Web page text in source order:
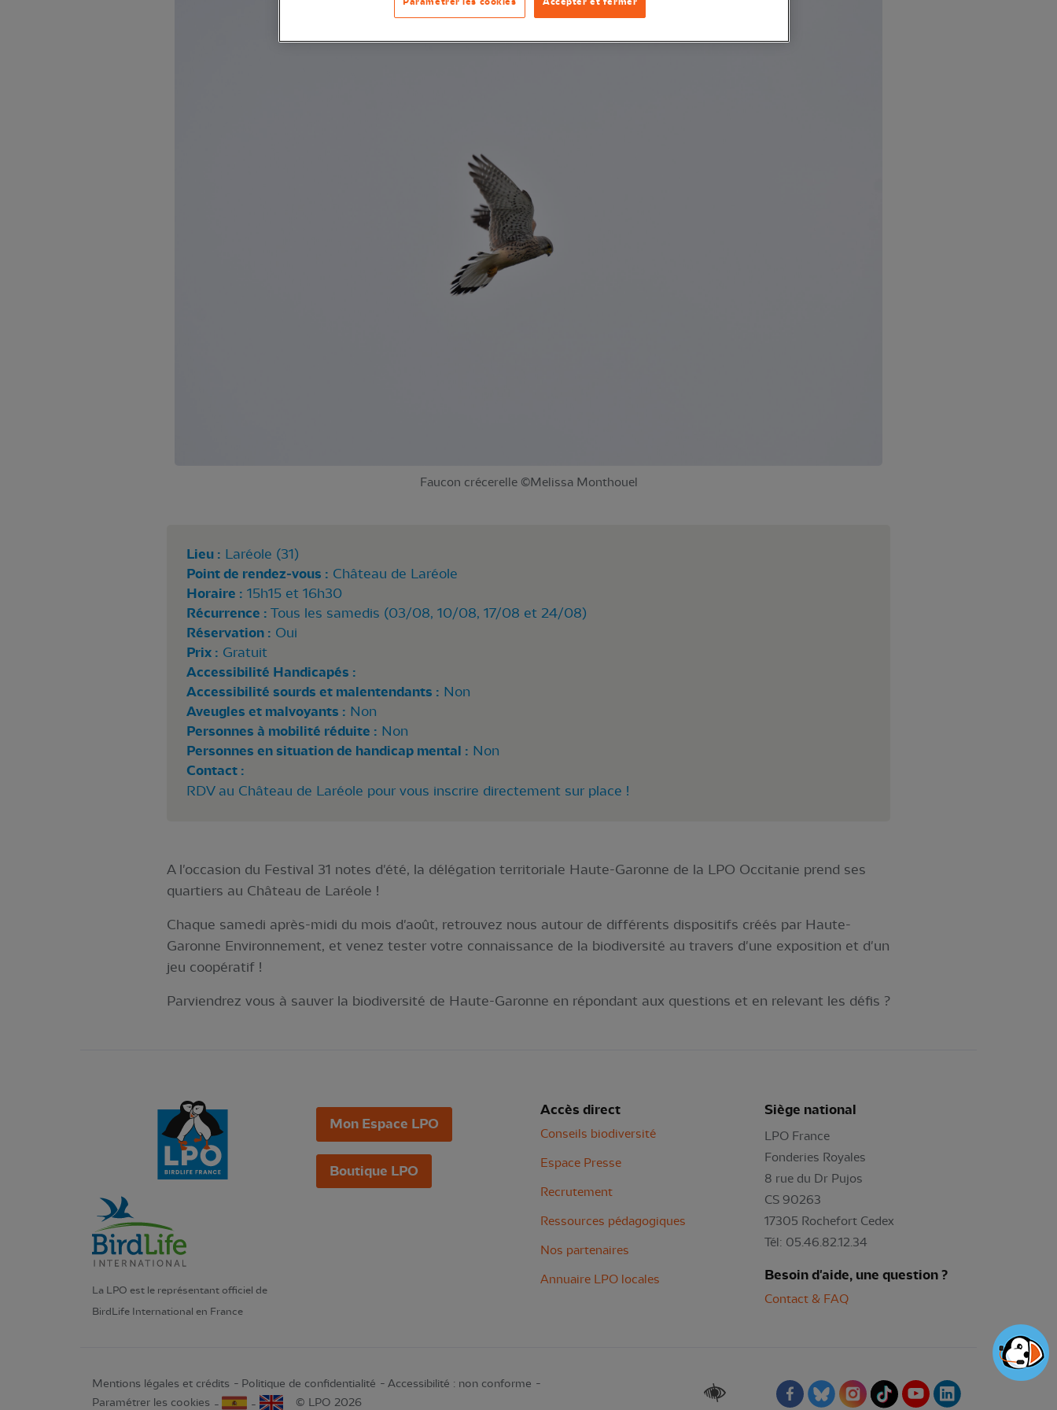
Faucon crécerelle ©Melissa Monthouel
Lieu : Laréole (31)
Point de rendez-vous : Château de Laréole
Horaire : 15h15 et 16h30
Récurrence : Tous les samedis (03/08, 10/08, 17/08 et 24/08)
Réservation : Oui
Prix : Gratuit
Accessibilité Handicapés :
Accessibilité sourds et malentendants : Non
Aveugles et malvoyants : Non
Personnes à mobilité réduite : Non
Personnes en situation de handicap mental : Non
Contact :
RDV au Château de Laréole pour vous inscrire directement sur place !
A l'occasion du Festival 31 notes d'été, la délégation territoriale Haute-Garonne de la LPO Occitanie prend ses
quartiers au Château de Laréole !
Chaque samedi après-midi du mois d'août, retrouvez nous autour de différents dispositifs créés par Haute-
Garonne Environnement, et venez tester votre connaissance de la biodiversité au travers d'une exposition et d'un
jeu coopératif !
Parviendrez vous à sauver la biodiversité de Haute-Garonne en répondant aux questions et en relevant les défis ?
La LPO est le représentant officiel de
BirdLife International en France
Mon Espace LPO
Boutique LPO
Accès direct
Conseils biodiversité
Espace Presse
Recrutement
Ressources pédagogiques
Nos partenaires
Annuaire LPO locales
Siège national
LPO France
Fonderies Royales
8 rue du Dr Pujos
CS 90263
17305 Rochefort Cedex
Tél: 05.46.82.12.34
Besoin d'aide, une question ?
Contact & FAQ
Mentions légales et crédits Politique de confidentialité
Accessibilité : non conforme
Paramétrer les cookies
© LPO 2026 Renforcer les contrastes